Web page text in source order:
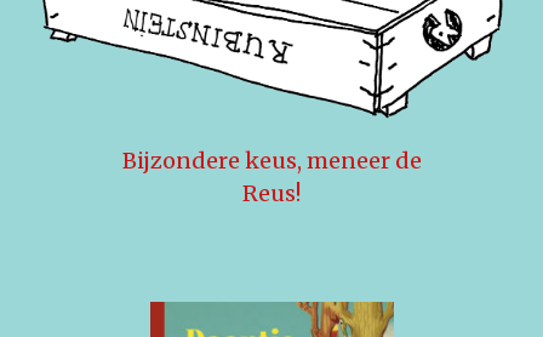
Bijzondere keus, meneer de
Reus!